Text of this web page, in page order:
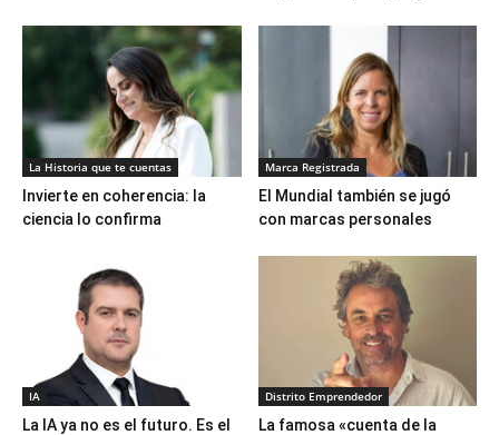
La Historia que te cuentas
Invierte en coherencia: la
ciencia lo confirma
Marca Registrada
El Mundial también se jugó
con marcas personales
IA
La IA ya no es el futuro. Es el
Distrito Emprendedor
La famosa «cuenta de la